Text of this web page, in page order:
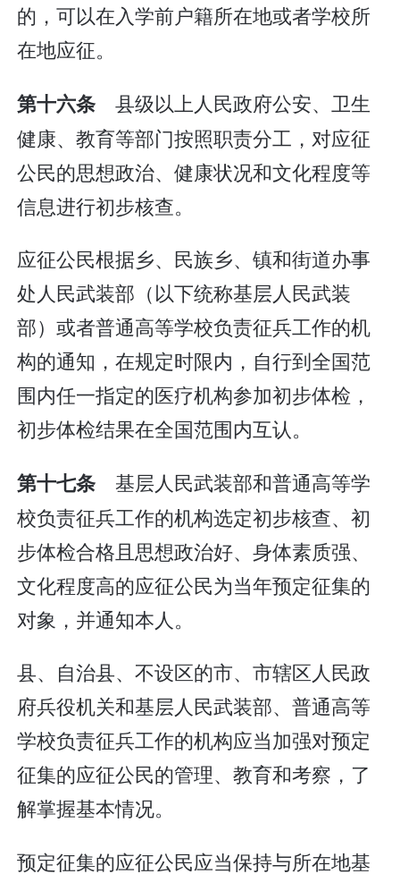
的，可以在入学前户籍所在地或者学校所
在地应征。
第十六条 县级以上人民政府公安、卫生
健康、教育等部门按照职责分工，对应征
公民的思想政治、健康状况和文化程度等
信息进行初步核查。
应征公民根据乡、民族乡、镇和街道办事
处人民武装部（以下统称基层人民武装
部）或者普通高等学校负责征兵工作的机
构的通知，在规定时限内，自行到全国范
围内任一指定的医疗机构参加初步体检，
初步体检结果在全国范围内互认。
第十七条 基层人民武装部和普通高等学
校负责征兵工作的机构选定初步核查、初
步体检合格且思想政治好、身体素质强、
文化程度高的应征公民为当年预定征集的
对象，并通知本人。
县、自治县、不设区的市、市辖区人民政
府兵役机关和基层人民武装部、普通高等
学校负责征兵工作的机构应当加强对预定
征集的应征公民的管理、教育和考察，了
解掌握基本情况。
预定征集的应征公民应当保持与所在地基